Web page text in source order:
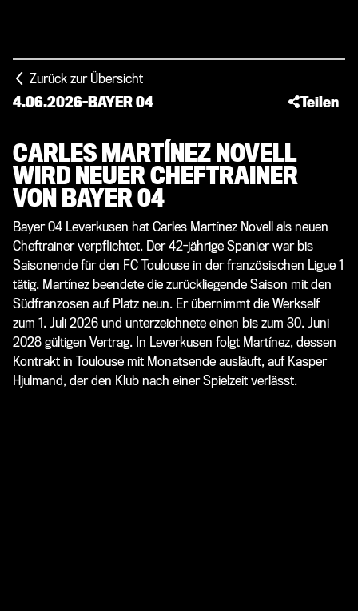
Zurück zur Übersicht
4.06.2026-BAYER 04 Teilen
CARLES MARTÍNEZ NOVELL
WIRD NEUER CHEFTRAINER
VON BAYER 04
Bayer 04 Leverkusen hat Carles Martínez Novell als neuen
Cheftrainer verpflichtet. Der 42-jährige Spanier war bis
Saisonende für den FC Toulouse in der französischen Ligue 1
tätig. Martínez beendete die zurückliegende Saison mit den
Südfranzosen auf Platz neun. Er übernimmt die Werkself
zum 1. Juli 2026 und unterzeichnete einen bis zum 30. Juni
2028 gültigen Vertrag. In Leverkusen folgt Martínez, dessen
Kontrakt in Toulouse mit Monatsende ausläuft, auf Kasper
Hjulmand, der den Klub nach einer Spielzeit verlässt.